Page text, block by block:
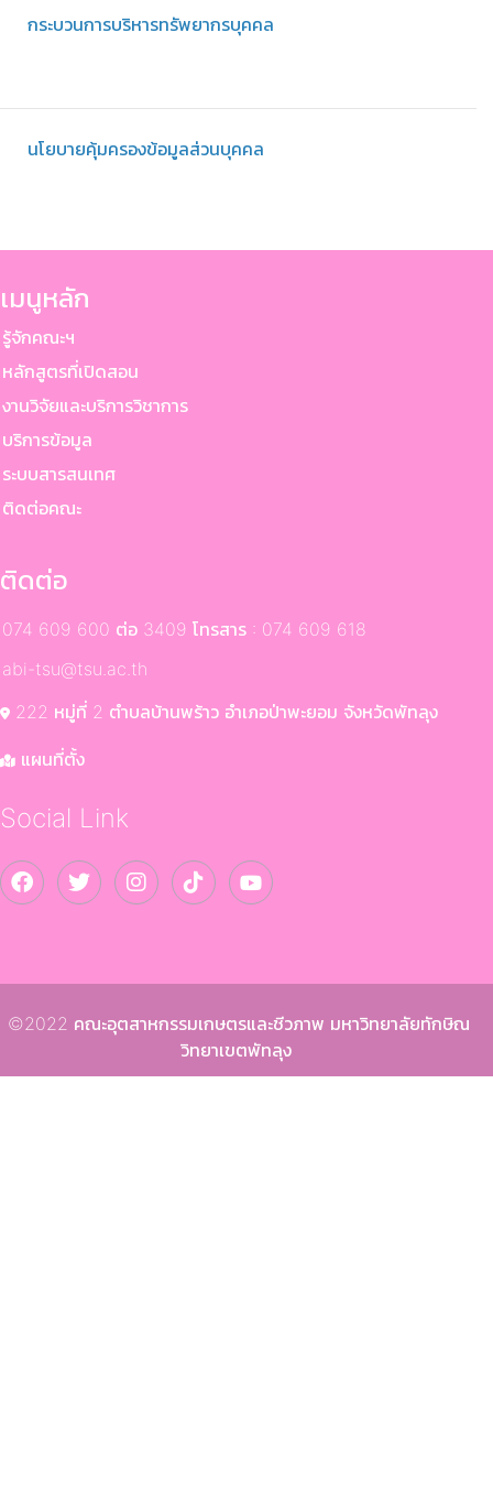
กระบวนการบริหารทรัพยากรบุคคล
นโยบายคุ้มครองข้อมูลส่วนบุคคล
เมนูหลัก
กคณะฯ
กสูตรที่เปิดสอน
นวิจัยและบริการวิชาการ
การข้อมูล
บบสารสนเทศ
ดต่อคณะ
ติดต่อ
609 600 ต่อ 3409 โทรสาร : 074 609 618
tsu@tsu.ac.th
222 หมู่ที่ 2 ตำบลบ้านพร้าว อำเภอป่าพะยอม จังหวัดพัทลุง
แผนที่ตั้ง
Social Link
©2022 คณะอุตสาหกรรมเกษตรและชีวภาพ มหาวิทยาลัยทักษิณ
วิทยาเขตพัทลุง